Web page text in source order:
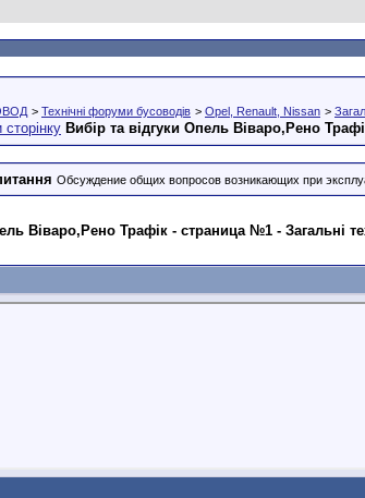
> Технічні форуми бусоводів > Opel, Renault, Nissan >
Вибір та відгуки Опель Віваро,Рено
Обсуждение общих вопросов возникающих при
Віваро,Рено Трафік - страница №1 - Загальні